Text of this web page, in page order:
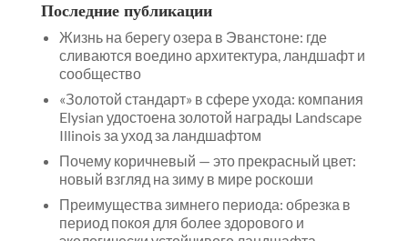
Последние публикации
Жизнь на берегу озера в Эванстоне: где
сливаются воедино архитектура, ландшафт и
сообщество
«Золотой стандарт» в сфере ухода: компания
Elysian удостоена золотой награды Landscape
Illinois за уход за ландшафтом
Почему коричневый — это прекрасный цвет:
новый взгляд на зиму в мире роскоши
Преимущества зимнего периода: обрезка в
период покоя для более здорового и